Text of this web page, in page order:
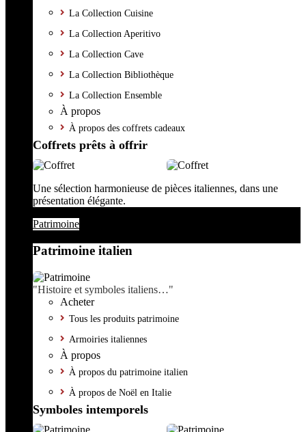
La Collection Cuisine
La Collection Aperitivo
La Collection Cave
La Collection Bibliothèque
La Collection Ensemble
À propos
À propos des coffrets cadeaux
Coffrets prêts à offrir
Une sélection harmonieuse de pièces italiennes, dans une
présentation élégante.
Patrimoine
Patrimoine italien
"Histoire et symboles italiens…"
Acheter
Tous les produits patrimoine
Armoiries italiennes
À propos
À propos du patrimoine italien
À propos de Noël en Italie
Symboles intemporels